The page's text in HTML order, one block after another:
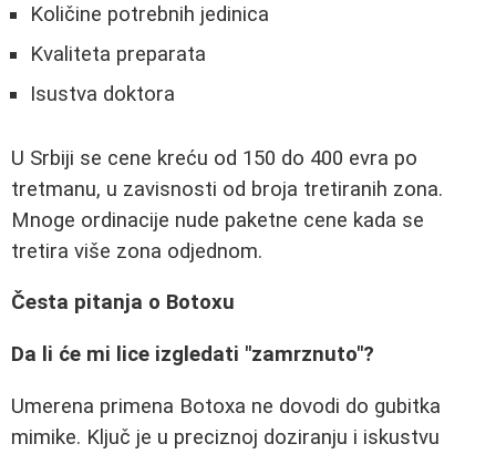
Količine potrebnih jedinica
Kvaliteta preparata
Isustva doktora
U Srbiji se cene kreću od 150 do 400 evra po
tretmanu, u zavisnosti od broja tretiranih zona.
Mnoge ordinacije nude paketne cene kada se
tretira više zona odjednom.
Česta pitanja o Botoxu
Da li će mi lice izgledati "zamrznuto"?
Umerena primena Botoxa ne dovodi do gubitka
mimike. Ključ je u preciznoj doziranju i iskustvu